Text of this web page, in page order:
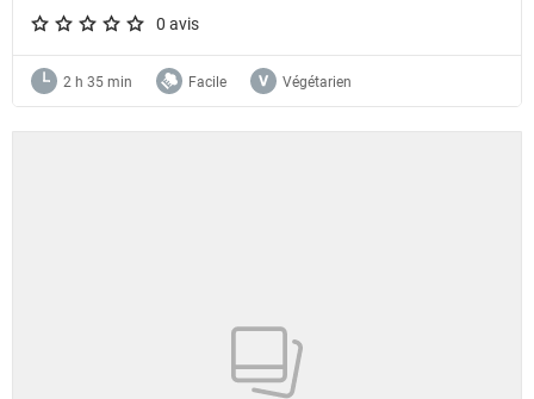
A star rating of 0 out of 5.
0 avis
2 h 35 min Facile Végétarien